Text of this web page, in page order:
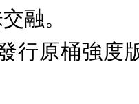
融。
行原桶強度